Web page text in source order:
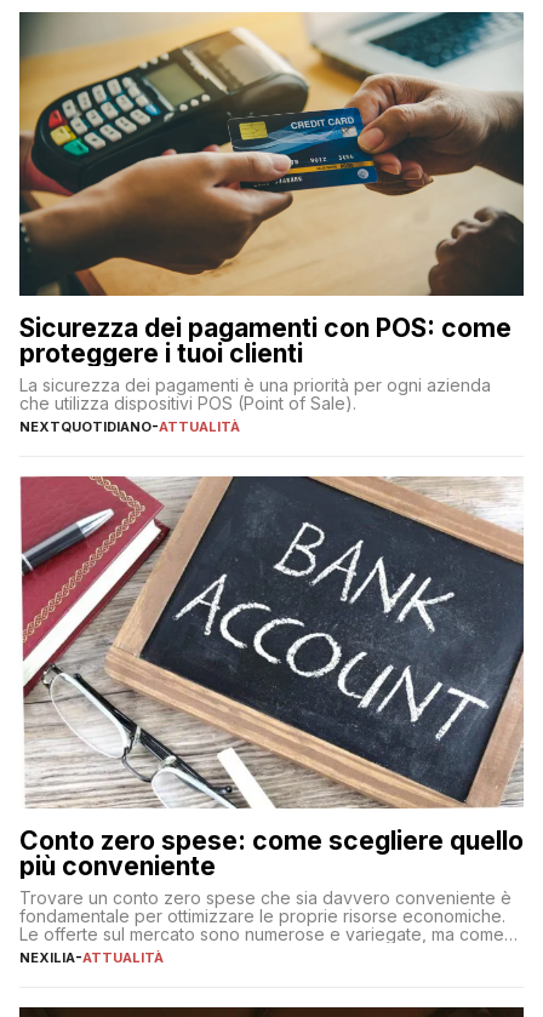
Sicurezza dei pagamenti con POS: come
proteggere i tuoi clienti
La sicurezza dei pagamenti è una priorità per ogni azienda
che utilizza dispositivi POS (Point of Sale).
NEXTQUOTIDIANO-ATTUALITÀ
Conto zero spese: come scegliere quello
più conveniente
Trovare un conto zero spese che sia davvero conveniente è
fondamentale per ottimizzare le proprie risorse economiche.
Le offerte sul mercato sono numerose e variegate, ma come
individuare quella più adatta alle proprie esigenze senza
sul […]
NEXILIA-ATTUALITÀ